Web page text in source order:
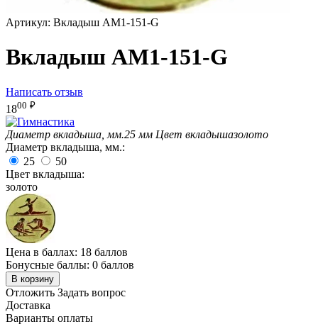
Артикул: Вкладыш AM1-151-G
Вкладыш AM1-151-G
Написать отзыв
1800 ₽
Диаметр вкладыша, мм.25 мм Цвет вкладышазолото
Диаметр вкладыша, мм.:
25
50
Цвет вкладыша:
золото
Цена в баллах: 18 баллов
Бонусные баллы: 0 баллов
В корзину
Отложить Задать вопрос
Доставка
Варианты оплаты